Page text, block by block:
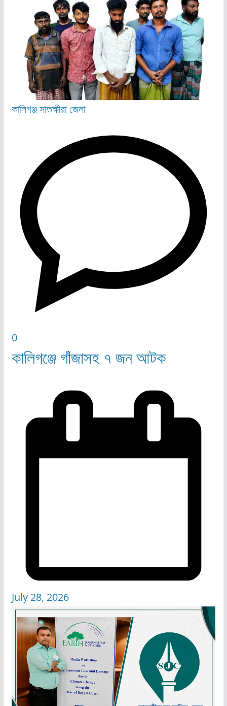
কালিগঞ্জসাতক্ষীরা জেলা
0
কালিগঞ্জে গাঁজাসহ ৭ জন আটক
July 28, 2026